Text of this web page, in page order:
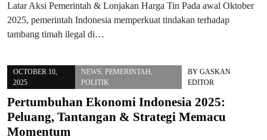
Latar Aksi Pemerintah & Lonjakan Harga Tin Pada awal Oktober
2025, pemerintah Indonesia memperkuat tindakan terhadap
tambang timah ilegal di…
OCTOBER 10,
2025
NEWS,PEMERINTAH,
POLITIK
BY GASKAN
EDITOR
Pertumbuhan Ekonomi Indonesia 2025:
Peluang, Tantangan & Strategi Memacu
Momentum